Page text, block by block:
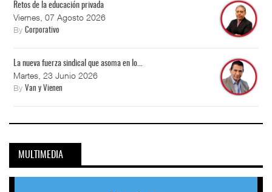
Retos de la educación privada
Viernes, 07 Agosto 2026
By Corporativo
La nueva fuerza sindical que asoma en lo...
Martes, 23 Junio 2026
By Van y Vienen
MULTIMEDIA